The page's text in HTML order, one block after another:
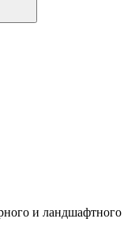
и ландшафтного